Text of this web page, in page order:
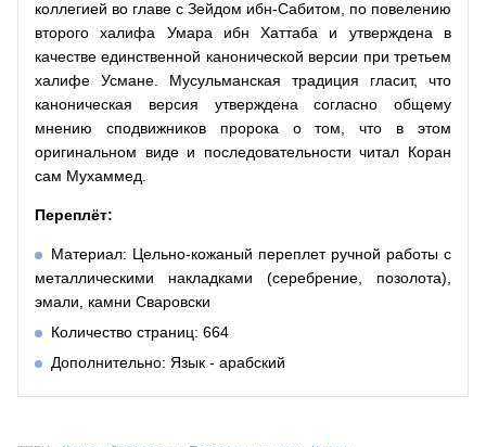
коллегией во главе с Зейдом ибн-Сабитом, по повелению
второго халифа Умара ибн Хаттаба и утверждена в
качестве единственной канонической версии при третьем
халифе Усмане. Мусульманская традиция гласит, что
каноническая версия утверждена согласно общему
мнению сподвижников пророка о том, что в этом
оригинальном виде и последовательности читал Коран
сам Мухаммед.
Переплёт:
Материал: Цельно-кожаный переплет ручной работы с
металлическими накладками (серебрение, позолота),
эмали, камни Сваровски
Количество страниц: 664
Дополнительно: Язык - арабский